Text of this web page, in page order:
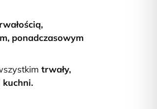
ponadczasowym
trwały,